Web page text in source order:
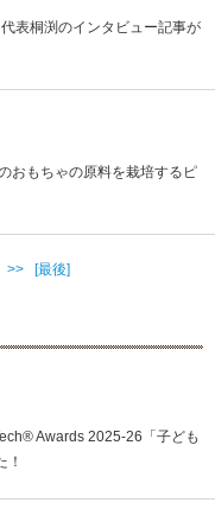
表桐渕のインタビュー記事が
おもちゃの原料を栽培するピ
>> [最後]
Awards 2025-26「子ども
！